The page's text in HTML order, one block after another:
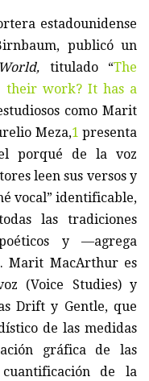
estadounidense
publicó un
titulado “The
their work? It has a
como Marit
Meza,1 presenta
porqué de la voz
leen sus versos y
vocal” identificable,
las tradiciones
y —agrega
Marit MacArthur es
(Voice Studies) y
Drift y Gentle, que
de las medidas
gráfica de las
de la